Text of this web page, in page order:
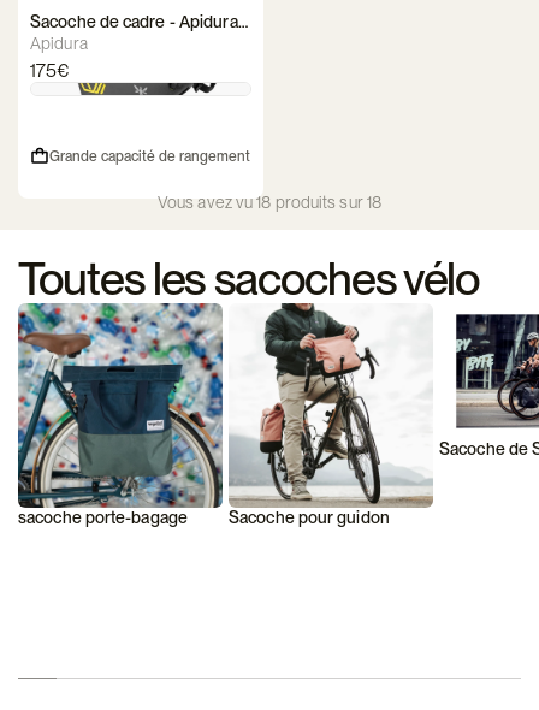
Sacoche de cadre - Apidura
Expedition Full Frame Pack
Apidura
175€
Grande capacité de rangement
Vous avez vu 18 produits sur 18
Toutes les sacoches vélo
sacoche porte-bagage Sacoche pour guidon
Sacoche de